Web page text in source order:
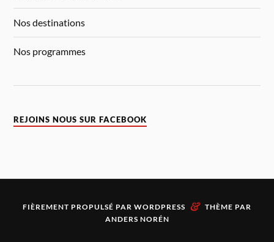
Nos destinations
Nos programmes
REJOINS NOUS SUR FACEBOOK
FIÈREMENT PROPULSÉ PAR WORDPRESS & THÈME PAR
ANDERS NORÉN